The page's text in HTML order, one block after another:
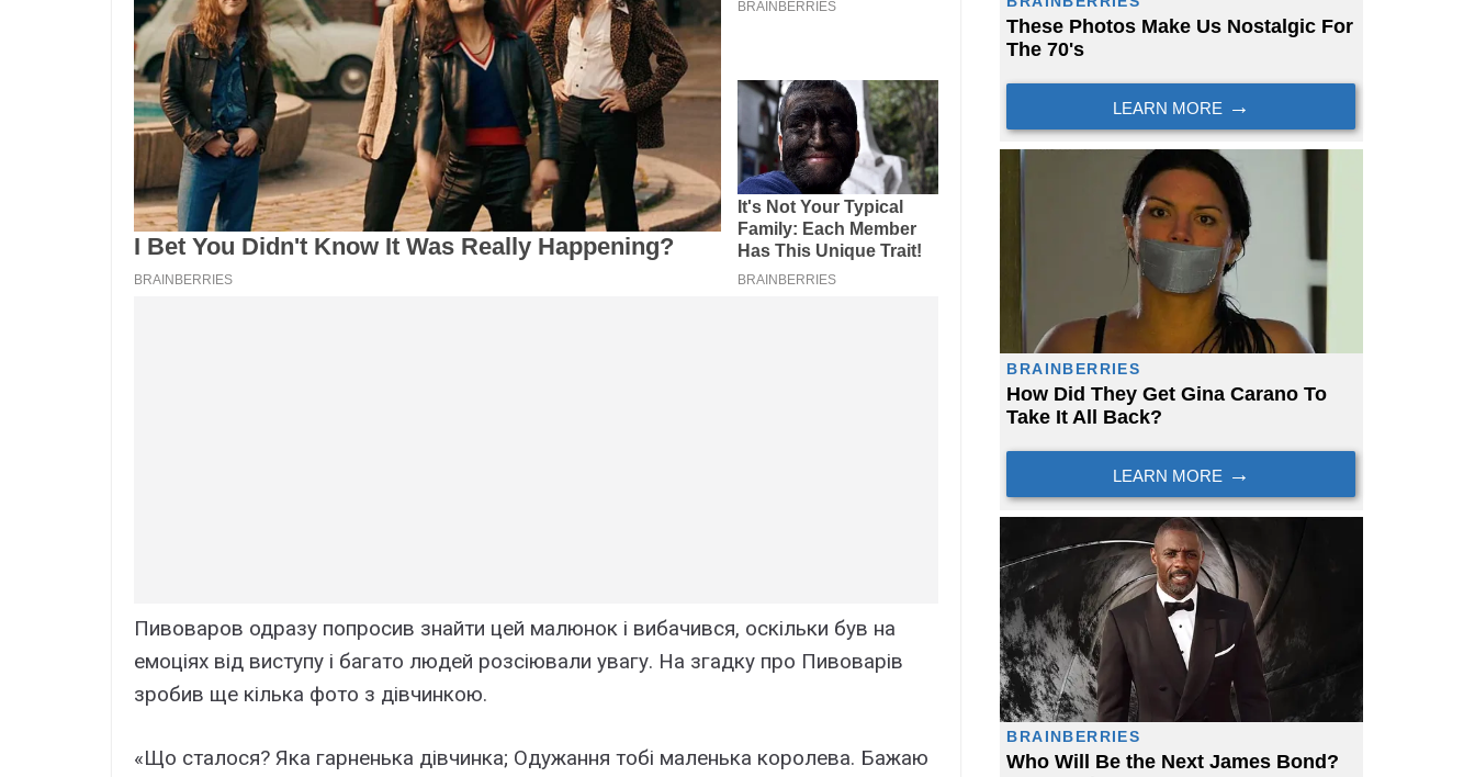
Пивоваров одразу попросив знайти цей малюнок і вибачився, оскільки був на
емоціях від виступу і багато людей розсіювали увагу. На згадку про Пивоварів
зробив ще кілька фото з дівчинкою.
«Що сталося? Яка гарненька дівчинка; Одужання тобі маленька королева. Бажаю